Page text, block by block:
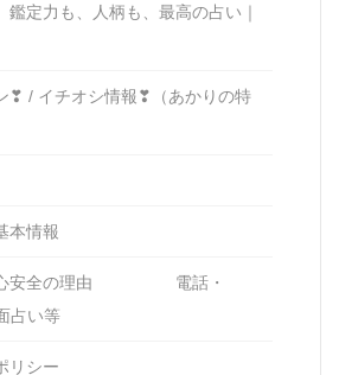
鑑定力も、人柄も、最高の占い｜
❣ / イチオシ情報❣（あかりの特
本情報
心安全の理由 電話・
占い等
リシー